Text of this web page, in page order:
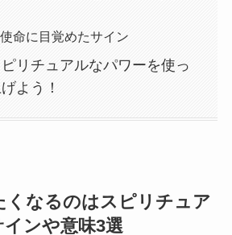
命に目覚めたサイン
リチュアルなパワーを使っ
よう！
くなるのはスピリチュア
ンや意味3選